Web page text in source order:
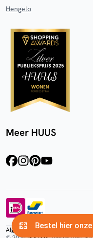
Hengelo
Meer HUUS
facebookinstagram
pinterest
youtube
Algemene voorwaarden